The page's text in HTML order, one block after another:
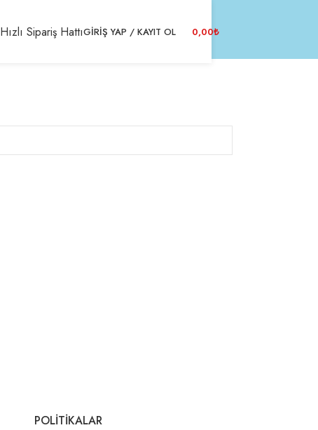
Hızlı Sipariş HattıGIRIŞ YAP / KAYIT OL 0,00₺
POLITIKALAR